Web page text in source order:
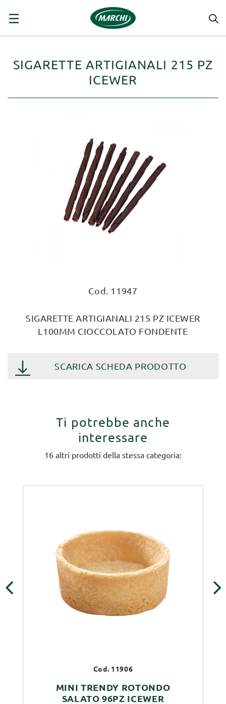
navigazione
☰
SIGARETTE ARTIGIANALI 215 PZ
ICEWER
Cod. 11947
SIGARETTE ARTIGIANALI 215 PZ ICEWER
L100MM CIOCCOLATO FONDENTE
SCARICA SCHEDA PRODOTTO
Ti potrebbe anche
interessare
16 altri prodotti della stessa categoria:
Cod. 11906
MINI TRENDY ROTONDO
SALATO 96PZ ICEWER